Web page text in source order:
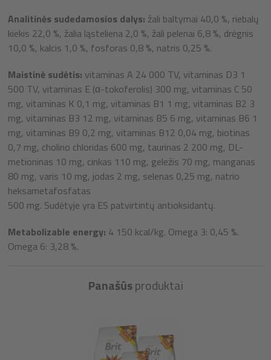
Analitinės sudedamosios dalys: žali baltymai 40,0 %, riebalų
kiekis 22,0 %, žalia ląsteliena 2,0 %, žali pelenai 6,8 %, drėgnis
10,0 %, kalcis 1,0 %, fosforas 0,8 %, natris 0,25 %.
Maistinė sudėtis: vitaminas A 24 000 TV, vitaminas D3 1
500 TV, vitaminas E (α-tokoferolis) 300 mg, vitaminas C 50
mg, vitaminas K 0,1 mg, vitaminas B1 1 mg, vitaminas B2 3
mg, vitaminas B3 12 mg, vitaminas B5 6 mg, vitaminas B6 1
mg, vitaminas B9 0,2 mg, vitaminas B12 0,04 mg, biotinas
0,7 mg, cholino chloridas 600 mg, taurinas 2 200 mg, DL-
metioninas 10 mg, cinkas 110 mg, geležis 70 mg, manganas
80 mg, varis 10 mg, jodas 2 mg, selenas 0,25 mg, natrio
heksametafosfatas
500 mg. Sudėtyje yra ES patvirtintų antioksidantų.
Metabolizable energy: 4 150 kcal/kg. Omega 3: 0,45 %.
Omega 6: 3,28 %.
Panašūsproduktai